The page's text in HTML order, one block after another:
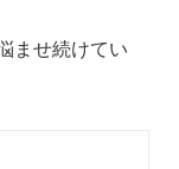
ませ続けてい